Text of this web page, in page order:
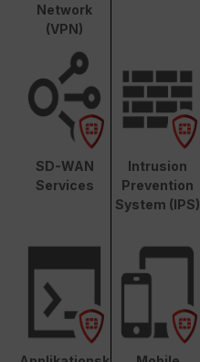
Network
(VPN)
SD-WAN
Services
Intrusion
Prevention
System (IPS)